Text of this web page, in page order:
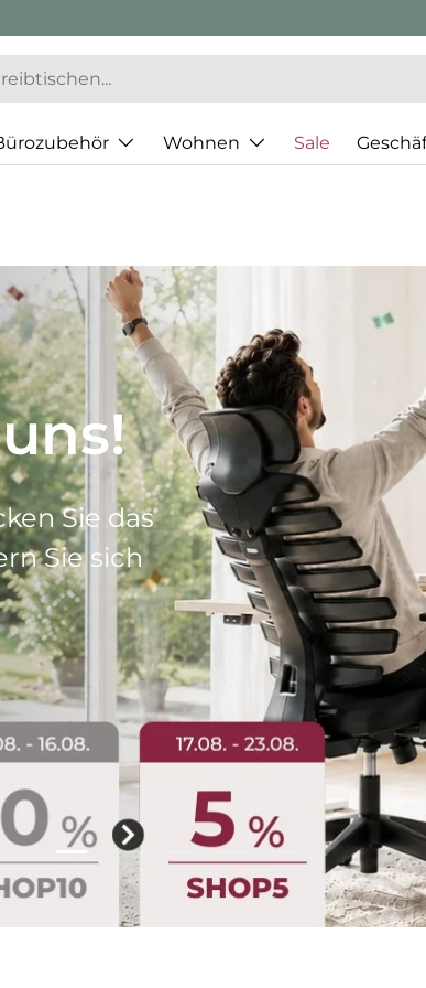
Wohnen Sale
individuell.
Folie laden 1 von 5
Folie laden 2 von 5
Folie laden 3 von 5
Folie laden 4 von 5
Folie laden 5